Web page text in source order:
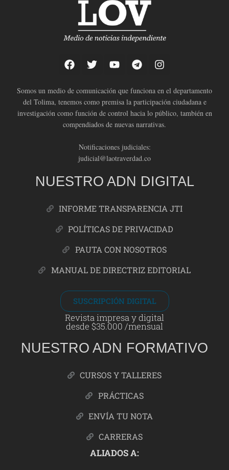
Somos un medio de comunicación que funciona en el departamento
del Tolima, tenemos como premisa la participación ciudadana e
investigación como función de control hacia lo público, también en
compendiados de nuevas narrativas.
Notificaciones judiciales:
judicial@laotraverdad.co
NUESTRO ADN DIGITAL
INFORME TRANSPARENCIA JTI
POLÍTICAS DE PRIVACIDAD
PAUTA CON NOSOTROS
MANUAL DE DIRECTRIZ EDITORIAL
SUSCRIPCIÓN DIGITAL
Revista impresa y digital
desde $35.000 /mensual
NUESTRO ADN FORMATIVO
CURSOS Y TALLERES
PRÁCTICAS
ENVÍA TU NOTA
CARRERAS
ALIADOS A: